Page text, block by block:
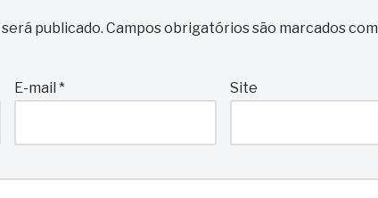
publicado. Campos obrigatórios são marcados com
E-mail* Site